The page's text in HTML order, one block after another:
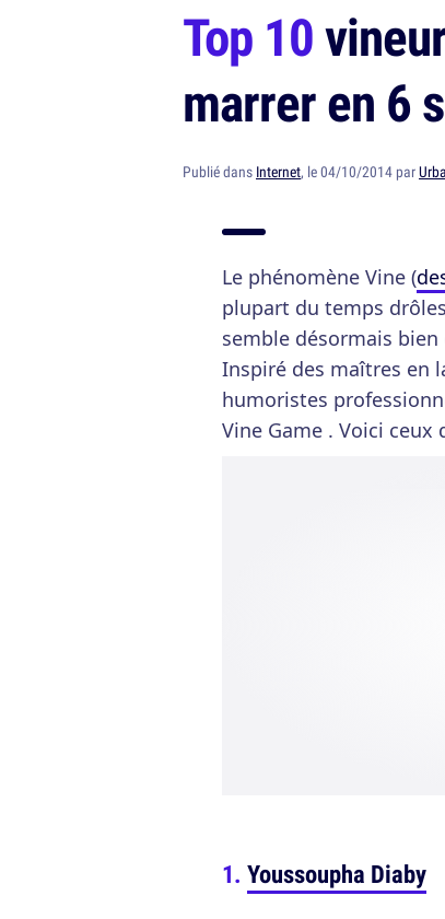
Top 10
marrer en 6
Publié dans Internet, le 04/10/2014 par
Le phénomène Vine (
plupart du temps
semble désormais
Inspiré des maîtres en
humoristes
Vine Game . Voici
Youssoupha Diaby